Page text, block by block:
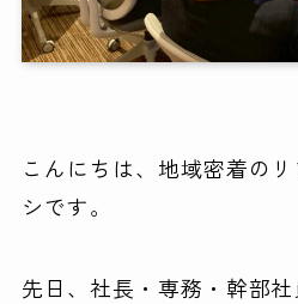
こんにちは、地域密着の
シです。
先日、社長・専務・幹部